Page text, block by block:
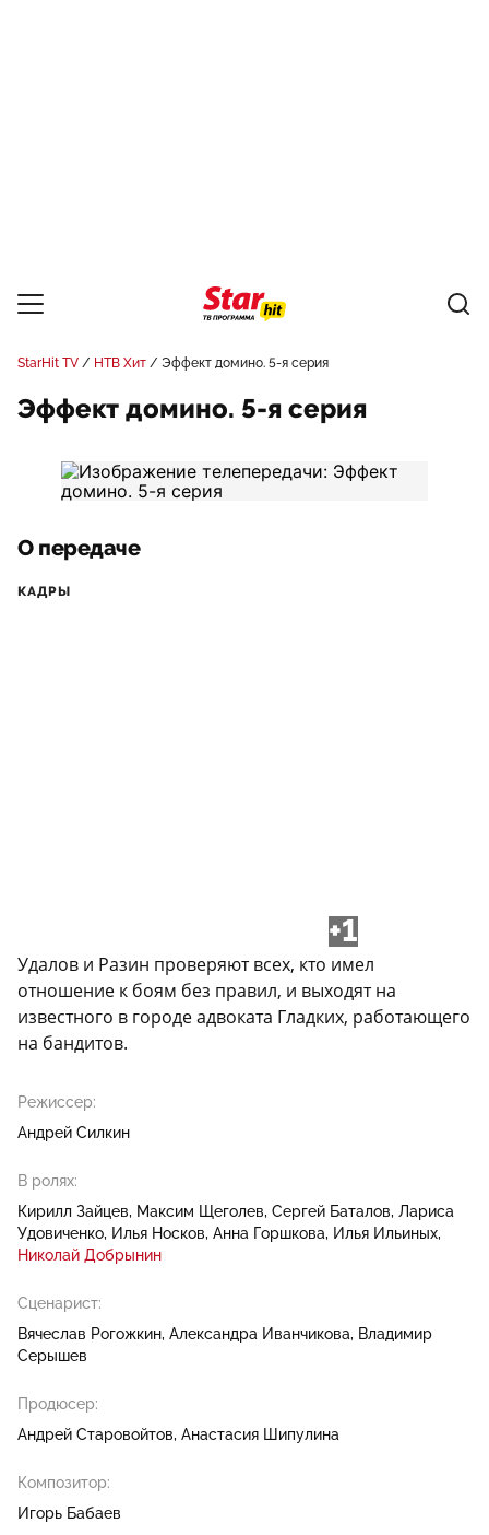
StarHit TV НТВ Хит Эффект домино. 5-я серия
Эффект домино. 5-я серия
О передаче
КАДРЫ
+1
Удалов и Разин проверяют всех, кто имел
отношение к боям без правил, и выходят на
известного в городе адвоката Гладких, работающего
на бандитов.
Режиссер:
Андрей Силкин
В ролях:
Кирилл Зайцев
Максим Щеголев Сергей Баталов Лариса
Удовиченко Илья Носков Анна Горшкова Илья Ильиных
Николай Добрынин
Сценарист:
Вячеслав Рогожкин Александра Иванчикова Владимир
Серышев
Продюсер:
Андрей Старовойтов Анастасия Шипулина
Композитор:
Игорь Бабаев